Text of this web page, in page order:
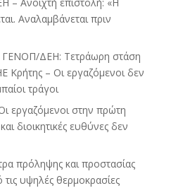
Αναλαμβάνεται πριν
ΓΕΝΟΠ/ΔΕΗ: Τετράωρη στάση
Κρήτης – Οι εργαζόμενοι δεν
τράγοι
εργαζόμενοι στην πρώτη
διοικητικές ευθύνες δεν
πρόληψης και προστασίας
υψηλές θερμοκρασίες